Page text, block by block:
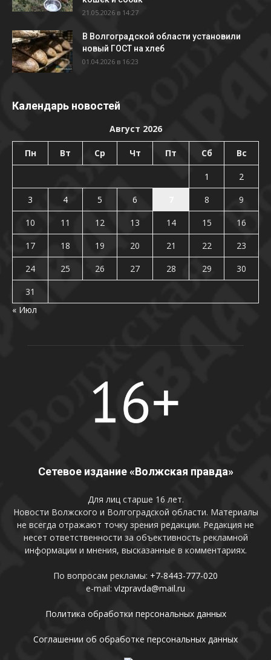
21.05.2026 в 14:27
В Волгоградской области установили
новый ГОСТ на хлеб
01.04.2026 в 16:23
Календарь новостей
Август 2026
Пн Вт Ср Чт Пт Сб Вс
1
2
3
4 5 6 8
9
10
11 12 13 14 15
16
17
18 19 20 21 22
23
24
25 26 27 28 29
30
31
« Июл
Сетевое издание «Волжская правда»
Для лиц старше 16 лет.
Новости Волжского и Волгоградской области. Материалы
не всегда отражают точку зрения редакции. Редакция не
несет ответственности за объективность рекламной
информации и мнения, высказанные в комментариях.
По вопросам рекламы: +7-8443-777-020
e-mail: vlzpravda@mail.ru
Политика обработки персональных данных
Соглашении об обработке персональных данных